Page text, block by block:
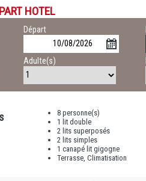
HOTEL
Départ
Adulte(s)
8 personne(s)
1 lit double
2 lits superposés
2 lits simples
1 canapé lit gigogne
Terrasse, Climatisation